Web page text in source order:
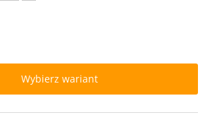
Wybierz wariant